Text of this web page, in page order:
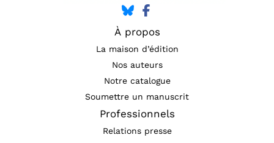
À propos
La maison d’édition
Nos auteurs
Notre catalogue
Soumettre un manuscrit
Professionnels
Relations presse